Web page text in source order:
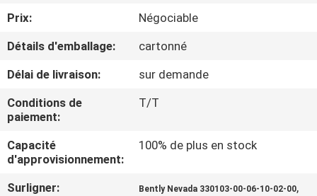
VISITE
DE
CONTRÔLE
DE
LA
QUALITÉ
Prix:
Négociable
Détails d'emballage:
cartonné
Délai de livraison:
sur demande
Conditions de
paiement:
T/T
Capacité
d'approvisionnement:
100% de plus en stock
Surligner: Bently Nevada 330103-00-06-10-02-00,